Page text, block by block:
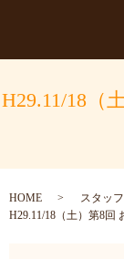
H29.11/18（
HOME
スタッ
H29.11/18（土）第8回